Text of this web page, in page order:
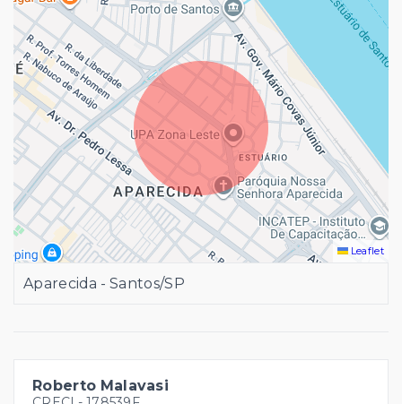
Roberto Malavasi
Leaflet
Aparecida - Santos/SP